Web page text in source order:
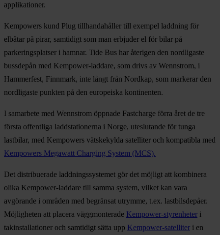
applikationer.
Kempowers kund Plug tillhandahåller till exempel laddning för
elbåtar på pirar, samtidigt som man erbjuder el för bilar på
parkeringsplatser i hamnar. Tide Bus har återigen den nordligaste
bussdepån med Kempower-laddare, som drivs av Wennstrom, i
Hammerfest, Finnmark, inte långt från Nordkap, som markerar den
nordligaste punkten på den europeiska kontinenten.
I samarbete med Wennstrom öppnade Fastcharge förra året de tre
första offentliga laddstationerna i Norge, uteslutande för tunga
lastbilar, med Kempowers vätskekylda satelliter och kompatibla med
Kempowers Megawatt Charging System (MCS).
Det distribuerade laddningssystemet gör det möjligt att kombinera
olika Kempower-laddare till samma system, vilket kan vara
avgörande i områden med begränsat utrymme, t.ex. lastbilsdepåer.
Möjligheten att placera väggmonterade Kempower-styrenheter i
takinstallationer och samtidigt sätta upp Kempower-satelliter i en